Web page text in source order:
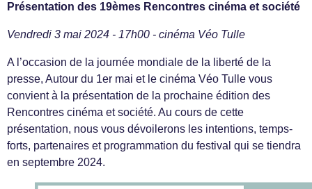
Présentation des 19èmes Rencontres cinéma et société
Vendredi 3 mai 2024 - 17h00 - cinéma Véo Tulle
A l’occasion de la journée mondiale de la liberté de la
presse, Autour du 1er mai et le cinéma Véo Tulle vous
convient à la présentation de la prochaine édition des
Rencontres cinéma et société. Au cours de cette
présentation, nous vous dévoilerons les intentions, temps-
forts, partenaires et programmation du festival qui se tiendra
en septembre 2024.